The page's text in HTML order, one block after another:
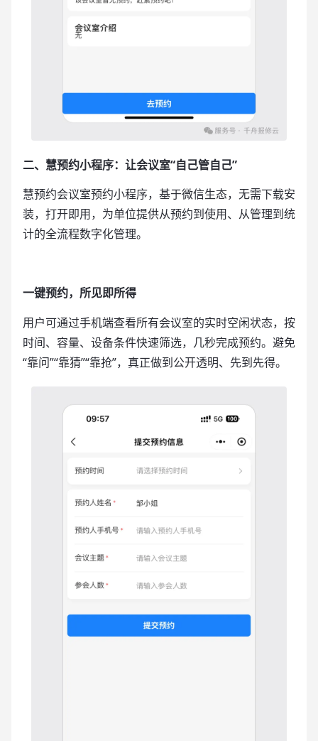
二、慧预约小程序：让会议室“自己管自己”
慧预约会议室预约小程序，基于微信生态，无需下载安
装，打开即用，为单位提供从预约到使用、从管理到统
计的全流程数字化管理。
一键预约，所见即所得
用户可通过手机端查看所有会议室的实时空闲状态，按
时间、容量、设备条件快速筛选，几秒完成预约。避免
“靠问”“靠猜”“靠抢”，真正做到公开透明、先到先得。